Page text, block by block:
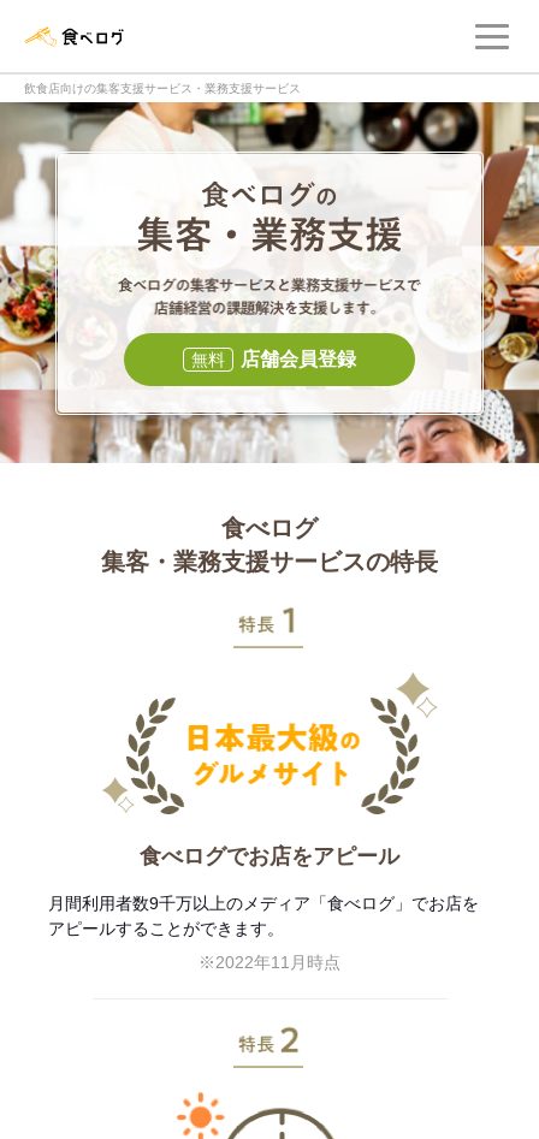
飲食店向けの集客支援サービス・業務支援サービス
食べログの集客
食べログの集
無料 店舗会員登録
食べログ
集客・業務支援サービスの特長
食べログでお店をアピール
月間利用者数9千万以上のメディア「食べログ」でお店を
アピールすることができます。
※2022年11月時点